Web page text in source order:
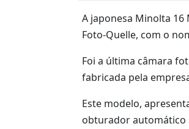
A japonesa Minolta 16
Foto-Quelle, com o
Foi a última câmara
fabricada pela
Este modelo,
obturador automático